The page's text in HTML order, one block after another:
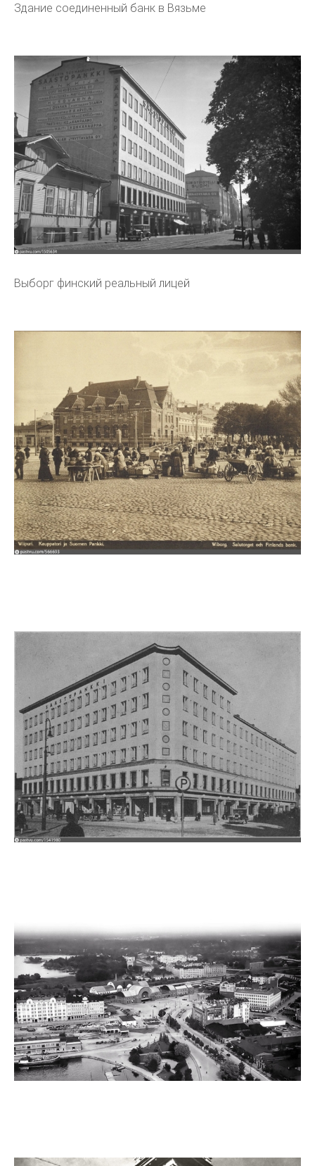
Здание соединенный банк в Вязьме
Выборг финский реальный лицей